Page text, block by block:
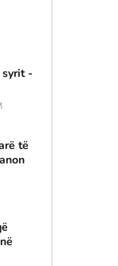
syrit -
të